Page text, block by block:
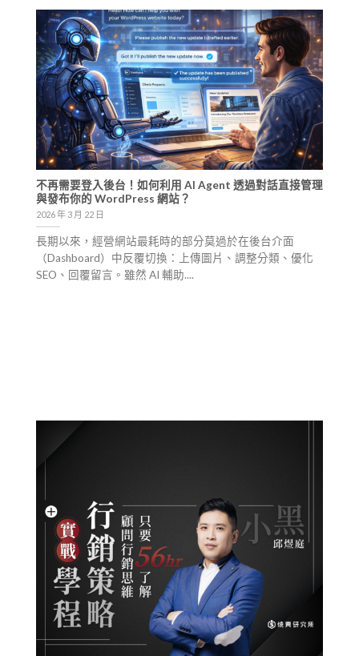
不再需要登入後台！如何利用 AI Agent 透過對話直接管理
與發布你的 WordPress 網站？
2026 年 3 月 22 日
長期以來，經營網站最耗時的部分莫過於在後台介面
（Dashboard）中反覆切換：上傳圖片、調整分類、優化
SEO、回覆留言。雖然 AI 輔助....